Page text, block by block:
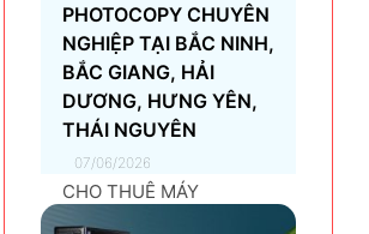
PHOTOCOPY CHUYÊN
NGHIỆP TẠI BẮC NINH,
BẮC GIANG, HẢI
DƯƠNG, HƯNG YÊN,
THÁI NGUYÊN
07/06/2026
CHO THUÊ MÁY